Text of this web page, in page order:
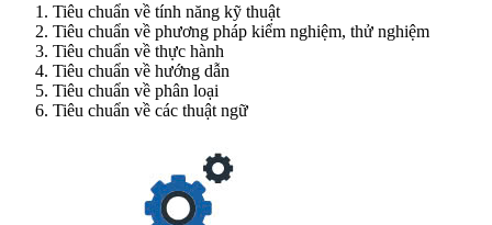
Tiêu chuẩn về tính năng kỹ thuật
Tiêu chuẩn về phương pháp kiểm nghiệm, thử nghiệm
Tiêu chuẩn về thực hành
Tiêu chuẩn về hướng dẫn
Tiêu chuẩn về phân loại
Tiêu chuẩn về các thuật ngữ